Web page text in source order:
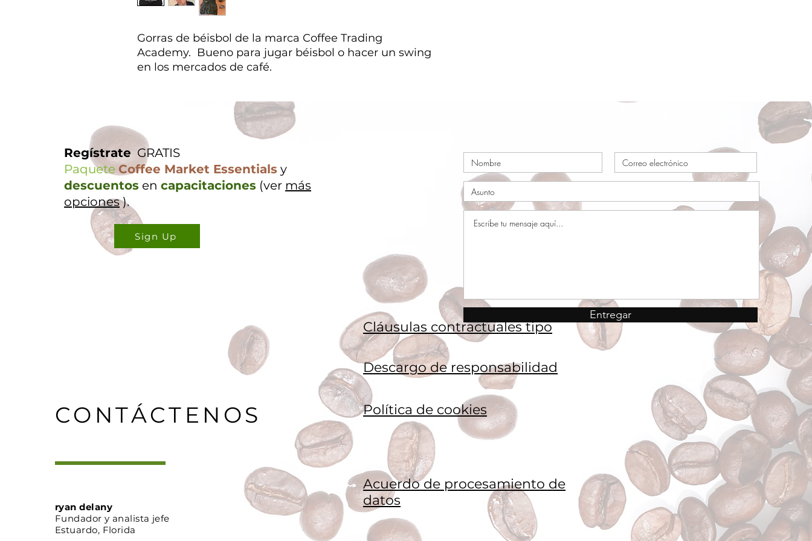
Gorras de béisbol de la marca Coffee Trading
Academy. Bueno para jugar béisbol o hacer un swing
en los mercados de café.
Regístrate GRATIS
Paquete Coffee Market Essentials y
descuentos en capacitaciones (ver más
opciones).
Sign Up
Cláusulas contractuales tipo
Descargo de responsabilidad
CONTÁCTENOS Política de cookies
ryan delany
Fundador y analista jefe
Estuardo, Florida
Acuerdo de procesamiento de
datos
Entregar